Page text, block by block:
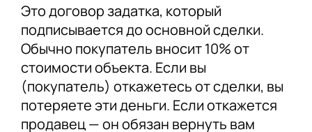
Это договор задатка, который
подписывается до основной сделки.
Обычно покупатель вносит 10% от
стоимости объекта. Если вы
(покупатель) откажетесь от сделки, вы
потеряете эти деньги. Если откажется
продавец — он обязан вернуть вам